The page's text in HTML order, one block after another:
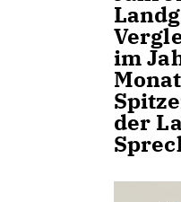
im
der